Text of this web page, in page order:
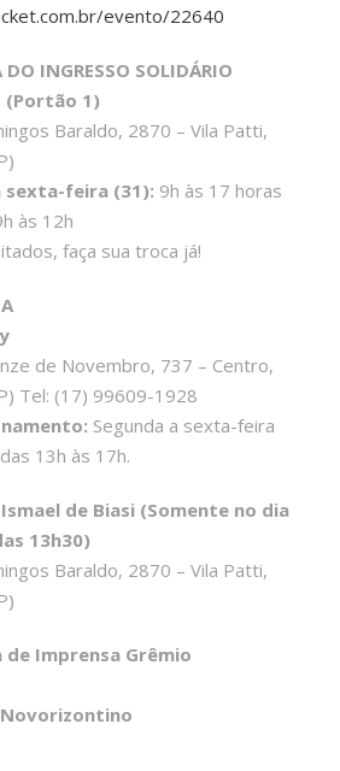
evento/22640
INGRESSO SOLIDÁRIO
(Portão 1)
Baraldo, 2870 – Vila Patti,
sexta-feira (31): 9h às 17 horas
às 12h
faça sua troca já!
de Novembro, 737 – Centro,
Tel: (17) 99609-1928
Segunda a sexta-feira
13h às 17h.
de Biasi (Somente no dia
13h30)
Baraldo, 2870 – Vila Patti,
de Imprensa Grêmio